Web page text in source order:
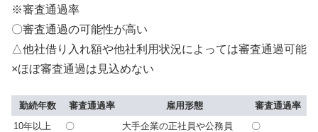
※審査通過率
〇審査通過の可能性が高い
△他社借り入れ額や他社利用状況によっては審査通過可能
×ほぼ審査通過は見込めない
勤続年数 審査通過率 雇用形態
審査通過率
10年以上
〇 大手企業の正社員や公務員
〇